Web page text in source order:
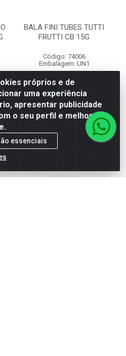
BALA FINI TUBES TUTTI
FRUTTI CB 15G
Código: 74006
Embalagem: UN1
Faça seu login ou
cadastre-se para
ver preços e
próprios e de
uma experiência
apresentar publicidade
o seu perfil e melhorar a
essenciais